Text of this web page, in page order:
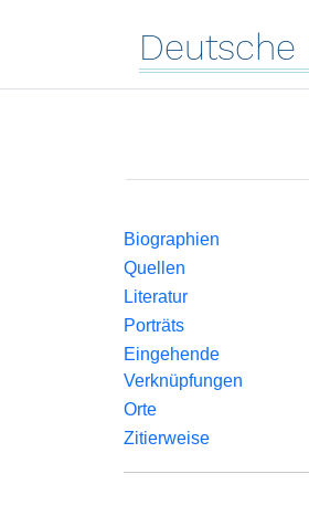
Deutsche
Biographien
Quellen
Literatur
Porträts
Eingehende
Verknüpfungen
Orte
Zitierweise